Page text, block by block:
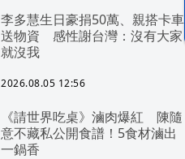
漢光42演習
李多慧生日豪捐50萬、親搭卡車
送物資 感性謝台灣：沒有大家
就沒我
2026.08.05 12:56
《請世界吃桌》滷肉爆紅 陳隨
意不藏私公開食譜！5食材滷出
一鍋香